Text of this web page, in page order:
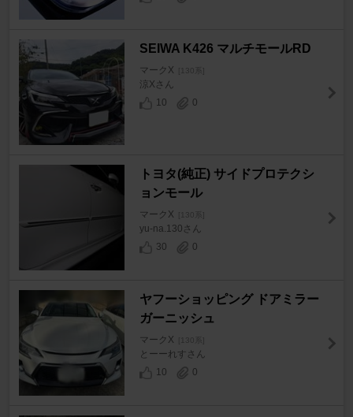
SEIWA K426 マルチモールRD
マークX [130系]
涼Xさん
10
0
トヨタ(純正) サイドプロテクシ
ョンモール
マークX [130系]
yu-na.130さん
30
0
ヤフーショッピング ドアミラー
ガーニッシュ
マークX [130系]
とーーれすさん
10
0